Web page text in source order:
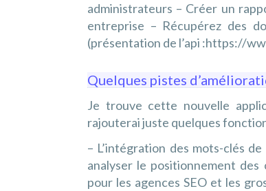
administrateurs – Créer un
entreprise – Récupérez des
(présentation de l’api :https://
Quelques pistes
Je trouve cette nouvelle
rajouterai juste quelques
– L’intégration des mots-clés
analyser le positionnement
pour les agences SEO et les